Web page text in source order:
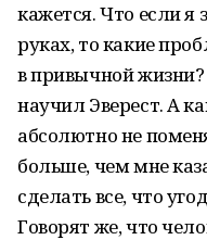
кажется. Что если я
руках, то какие
в привычной
научил Эверест. А
абсолютно не
больше, чем мне
сделать все, что
Говорят же, что